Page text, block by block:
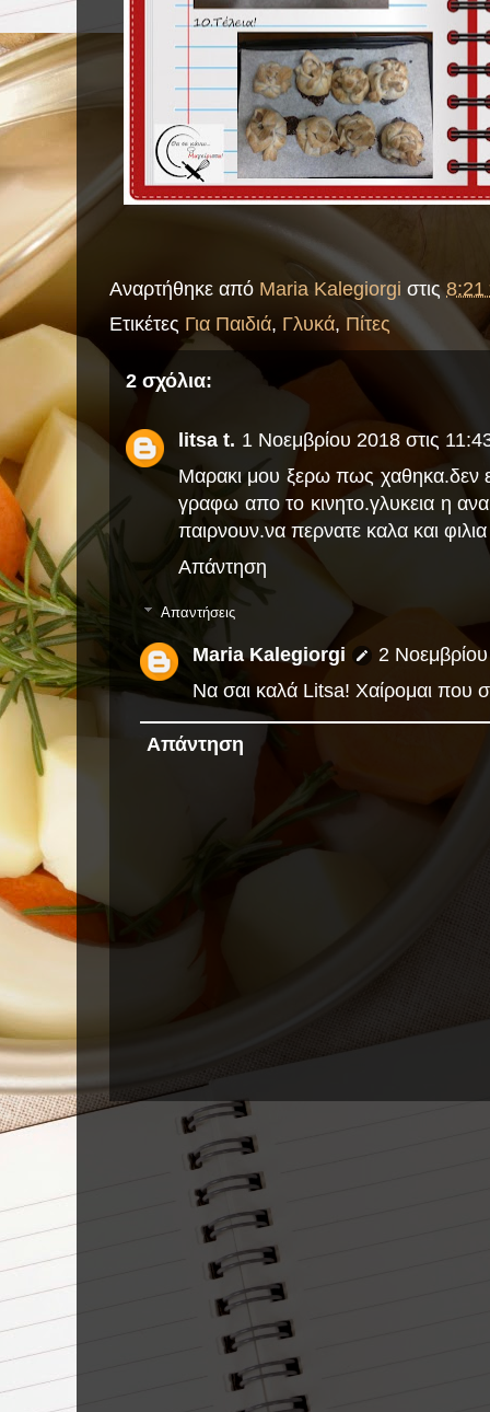
Αναρτήθηκε από Maria Kalegiorgi στις8:21
Ετικέτες Για Παιδιά, Γλυκά, Πίτες
2 σχόλια:
litsa t. 1 Νοεμβρίου 2018 στις
Μαρακι μου ξερω πως χαθηκα.δεν
γραφω απο το κινητο.γλυκεια η
παιρνουν.να περνατε καλα και
Απάντηση
Απαντήσεις
Maria Kalegiorgi
2
Να σαι καλά Litsa! Χαίρομαι που
Απάντηση